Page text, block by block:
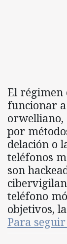
El régimen
funcionar
orwelliano,
por
delación o
teléfonos
son
teléfono
objetivos,
Para